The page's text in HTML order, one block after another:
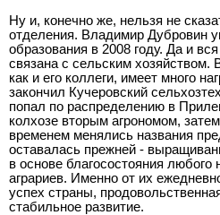
Ну и, конечно же, нельзя не
отделения. Владимир Дубровин
образования в 2008 году. Да и
связана с сельским хозяйством.
как и его коллеги, имеет много
закончил Кучеровский
попал по распределению в
колхозе вторым агрономом,
временем менялись названия
оставалась прежней -
в основе благосостояния любого
аграриев. Именно от их
успех страны,
стабильное развитие.